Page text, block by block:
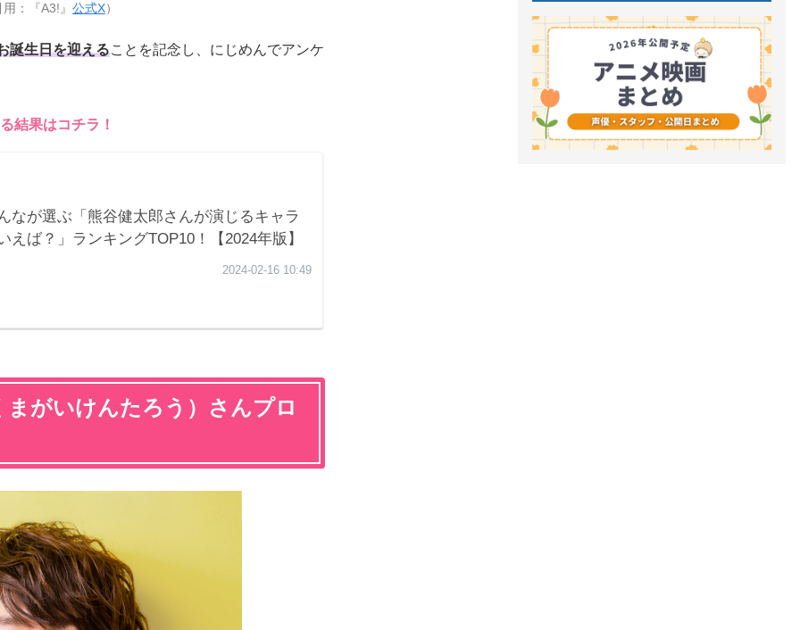
：『A3!』 公式X）
誕生日を迎えることを記念し、にじめんでアンケ
結果はコチラ！
まがいけんたろう）さんプロ